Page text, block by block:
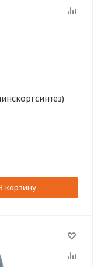
корзину